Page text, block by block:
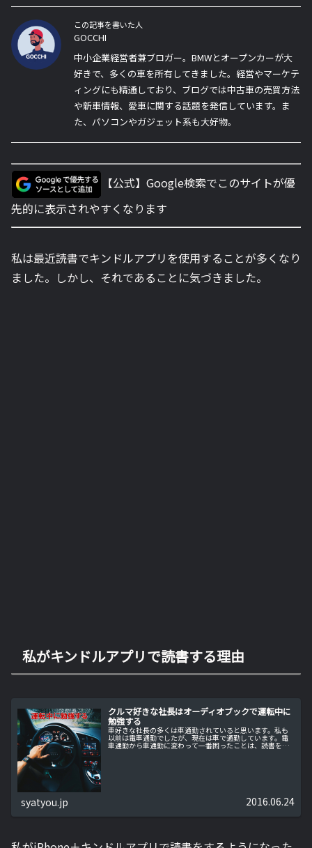
この記事を書いた人
GOCCHI
中小企業経営者兼ブロガー。BMWとオープンカーが大
好きで、多くの車を所有してきました。経営やマーケテ
ィングにも精通しており、ブログでは中古車の売買方法
や新車情報、愛車に関する話題を発信しています。ま
た、パソコンやガジェット系も大好物。
【公式】Google検索でこのサイトが優
先的に表示されやすくなります
私は最近読書でキンドルアプリを使用することが多くなり
ました。しかし、それであることに気づきました。
私がキンドルアプリで読書する理由
クルマ好きな社長はオーディオブックで運転中に
勉強する
車好きな社長の多くは車通勤されていると思います。私も
以前は電車通勤でしたが、現在は車で通勤しています。電
車通勤から車通勤に変わって一番困ったことは、読書をす
syatyou.jp 2016.06.24